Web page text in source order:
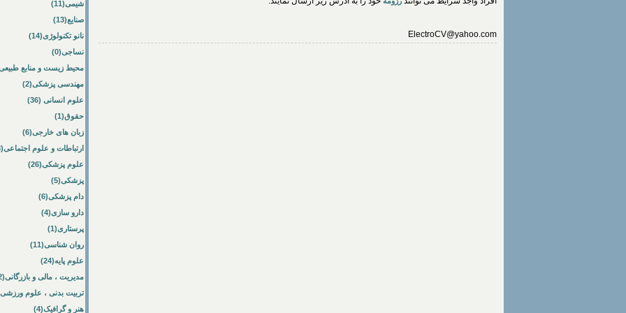
ElectroCV@yahoo.com
شیمی(11)
صنایع(13)
نانو تکنولوژی(14)
نساجی(0)
محیط زیست و منابع
مهندسی پزشکی(2)
علوم انسانی (36)
حقوق(1)
زبان های خارجی(6)
ارتباطات و علوم اجتماعی(8)
علوم پزشکی(26)
پزشکی(5)
دام پزشکی(6)
دارو سازی(4)
پرستاری(1)
روان شناسی(11)
علوم پایه(24)
مدیریت ، مالی و بازرگانی(52)
تربیت بدنی ، علوم
هنر و گرافیک(4)